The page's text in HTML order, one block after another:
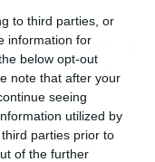
to third parties, or
information for
below opt-out
note that after your
seeing
utilized by
parties prior to
of the further
η σύγκρουση
ποτέ άλλοτε» και
τη
Μακρόν